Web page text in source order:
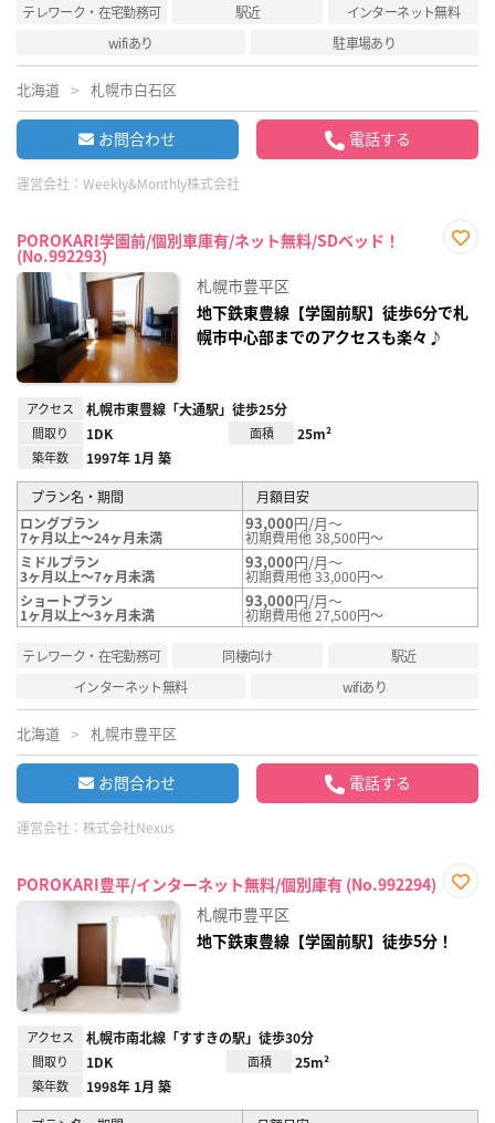
テレワーク・在宅勤務可 駅近
インターネット無料
wifiあり
駐車場あり
北海道 札幌市白石区
お問合わせ 電話する
運営会社： Weekly&Monthly株式会社
POROKARI学園前/個別車庫有/ネット無料/SDベッド！
(No.992293)
録
札幌市豊平区
地下鉄東豊線【学園前駅】徒歩6分で札
幌市中心部までのアクセスも楽々♪
アクセス 札幌市東豊線「大通駅」徒歩25分
間取り 1DK 面積 25m²
築年数 1997年 1月 築
プラン名・期間
月額目安
ロングプラン
7ヶ月以上～24ヶ月未満
93,000円/月～
初期費用他 38,500円～
ミドルプラン
3ヶ月以上～7ヶ月未満
93,000円/月～
初期費用他 33,000円～
ショートプラン
1ヶ月以上～3ヶ月未満
93,000円/月～
初期費用他 27,500円～
テレワーク・在宅勤務可 同棲向け
駅近
インターネット無料
wifiあり
北海道 札幌市豊平区
お問合わせ 電話する
運営会社： 株式会社Nexus
POROKARI豊平/インターネット無料/個別庫有 (No.992294)
り登
録
札幌市豊平区
地下鉄東豊線【学園前駅】徒歩5分！
アクセス 札幌市南北線「すすきの駅」徒歩30分
間取り 1DK 面積 25m²
築年数 1998年 1月 築